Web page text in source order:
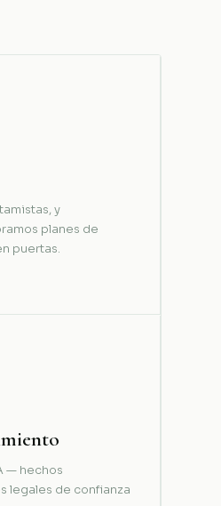
y
planes de
puertas.
— hechos
legales de confianza